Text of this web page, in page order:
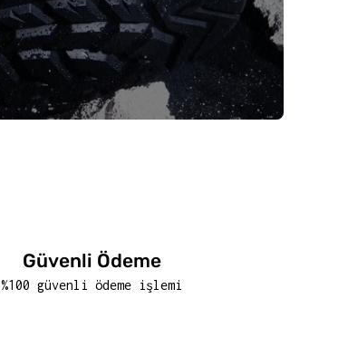
Güvenli Ödeme
%100 güvenli ödeme işlemi